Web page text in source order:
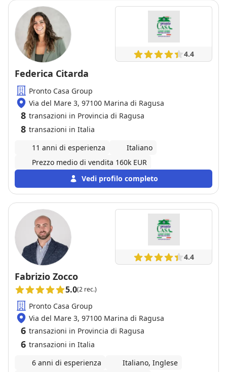
recare in agenzia per vendita o acquisto immobile .
4.4
Federica Citarda
Pronto Casa Group
Via del Mare 3, 97100 Marina di Ragusa
8 transazioni in Provincia di Ragusa
8 transazioni in Italia
11 anni di esperienza
Italiano
Prezzo medio di vendita 160k EUR
Vedi profilo completo
4.4
Fabrizio Zocco
5.0(2 rec.)
Pronto Casa Group
Via del Mare 3, 97100 Marina di Ragusa
6 transazioni in Provincia di Ragusa
6 transazioni in Italia
6 anni di esperienza
Italiano, Inglese